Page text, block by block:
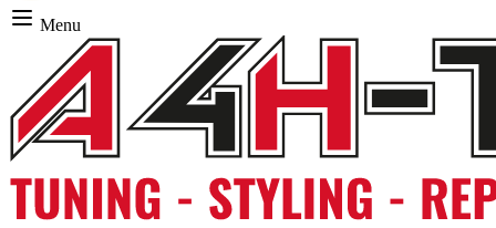
Menu